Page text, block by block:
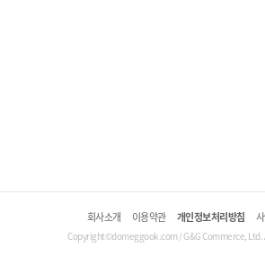
회사소개 이용약관 개인정보처리방침
Copyright©domeggook.com / G&G Commerce, Ltd.